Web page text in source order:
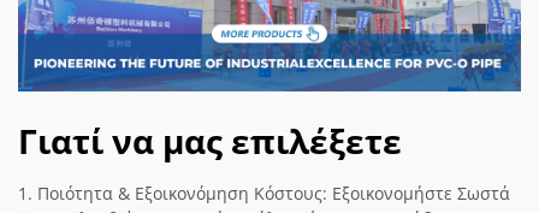
Γιατί να μας επιλέξετε
1. Ποιότητα & Εξοικονόμηση Κόστους: Εξοικονομήστε Σωστά